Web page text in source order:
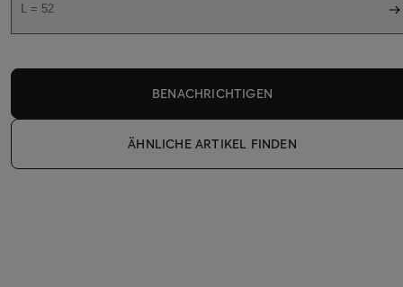
L = 52
BENACHRICHTIGEN
ÄHNLICHE ARTIKEL FINDEN